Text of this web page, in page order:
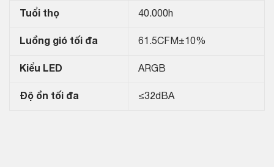
Tuổi thọ 40.000h
Luồng gió tối đa 61.5CFM±10%
Kiểu LED ARGB
Độ ồn tối đa ≤32dBA